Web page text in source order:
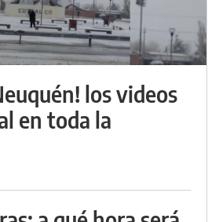
los videos
en toda la